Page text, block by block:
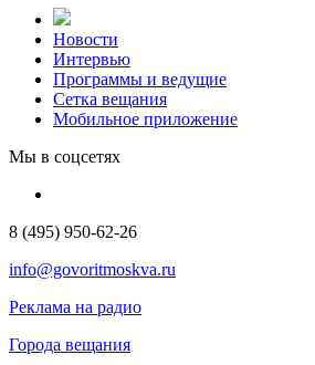
Новости
Интервью
Программы и ведущие
Сетка вещания
Мобильное приложение
Мы в соцсетях
8 (495) 950-62-26
info@govoritmoskva.ru
Реклама на радио
Города вещания